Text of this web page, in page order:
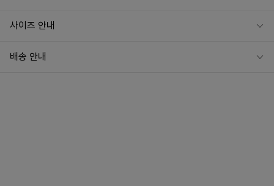
사이즈 안내
배송 안내